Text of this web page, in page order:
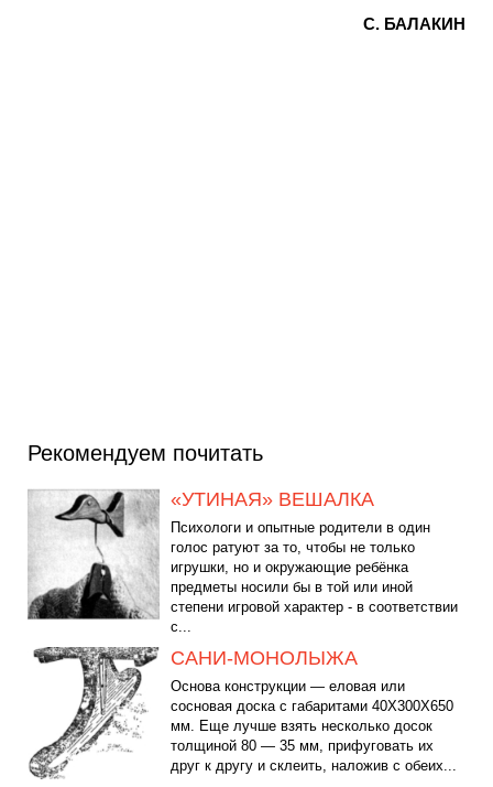
С. БАЛАКИН
Рекомендуем почитать
«УТИНАЯ» ВЕШАЛКА
Психологи и опытные родители в один
голос ратуют за то, чтобы не только
игрушки, но и окружающие ребёнка
предметы носили бы в той или иной
степени игровой характер - в соответствии
с...
САНИ-МОНОЛЫЖА
Основа конструкции — еловая или
сосновая доска с габаритами 40Х300Х650
мм. Еще лучше взять несколько досок
толщиной 80 — 35 мм, прифуговать их
друг к другу и склеить, наложив с обеих...